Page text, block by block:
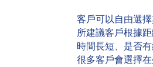
客戶可以自由選
所建議客戶根據
時間長短、是否
很多客戶會選擇